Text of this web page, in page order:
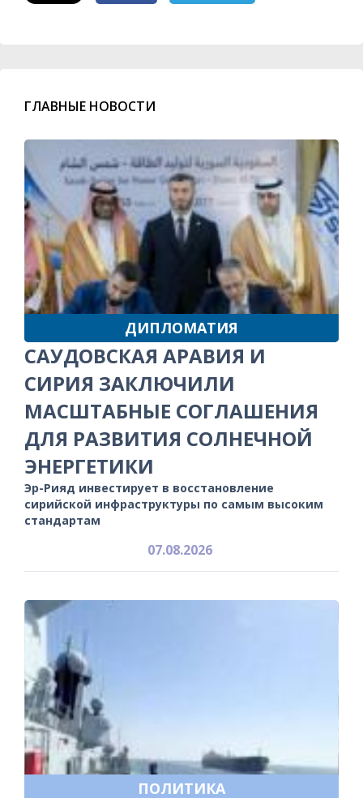
ГЛАВНЫЕ НОВОСТИ
ДИПЛОМАТИЯ
САУДОВСКАЯ АРАВИЯ И
СИРИЯ ЗАКЛЮЧИЛИ
МАСШТАБНЫЕ СОГЛАШЕНИЯ
ДЛЯ РАЗВИТИЯ СОЛНЕЧНОЙ
ЭНЕРГЕТИКИ
Эр-Рияд инвестирует в восстановление
сирийской инфраструктуры по самым высоким
стандартам
07.08.2026
ПОЛИТИКА